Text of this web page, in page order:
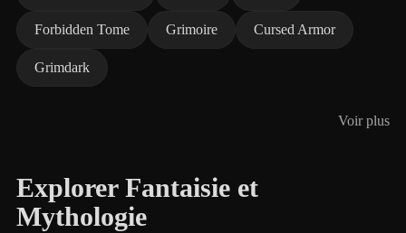
Forbidden Tome Grimoire Cursed Armor
Grimdark
Voir plus
Explorer Fantaisie et
Mythologie